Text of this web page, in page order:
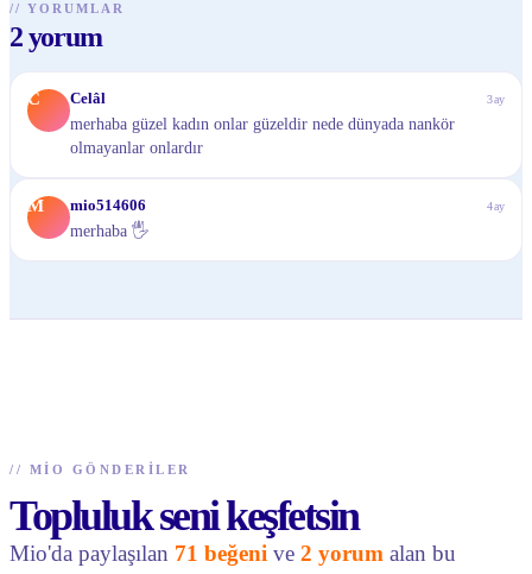
// YORUMLAR
2yorum
C Celâl 3ay
merhaba güzel kadın onlar güzeldir nede dünyada nankör
olmayanlar onlardır
M mio514606 4ay
merhaba 🖐️
// MIO GÖNDERILER
Topluluk seni keşfetsin
Mio'da paylaşılan 71 beğeni ve 2 yorum alan bu